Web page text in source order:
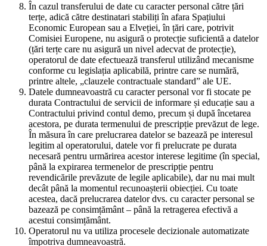
În cazul transferului de date cu caracter personal către țări
terțe, adică către destinatari stabiliți în afara Spațiului
Economic European sau a Elveției, în țări care, potrivit
Comisiei Europene, nu asigură o protecție suficientă a datelor
(țări terțe care nu asigură un nivel adecvat de protecție),
operatorul de date efectuează transferul utilizând mecanisme
conforme cu legislația aplicabilă, printre care se numără,
printre altele, „clauzele contractuale standard” ale UE.
Datele dumneavoastră cu caracter personal vor fi stocate pe
durata Contractului de servicii de informare și educație sau a
Contractului privind contul demo, precum și după încetarea
acestora, pe durata termenului de prescripție prevăzut de lege.
În măsura în care prelucrarea datelor se bazează pe interesul
legitim al operatorului, datele vor fi prelucrate pe durata
necesară pentru urmărirea acestor interese legitime (în special,
până la expirarea termenelor de prescripție pentru
revendicările prevăzute de legile aplicabile), dar nu mai mult
decât până la momentul recunoașterii obiecției. Cu toate
acestea, dacă prelucrarea datelor dvs. cu caracter personal se
bazează pe consimțământ – până la retragerea efectivă a
acestui consimțământ.
Operatorul nu va utiliza procesele decizionale automatizate
împotriva dumneavoastră.